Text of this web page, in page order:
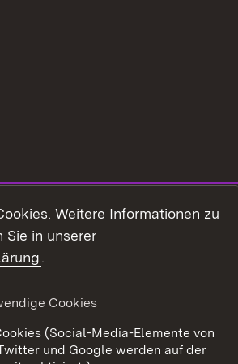
Barrierefreiheit
Cookies
Weitere Informationen zu
Sie in unserer
.
Cookies
(Social-Media-Elemente von
und Google werden auf der